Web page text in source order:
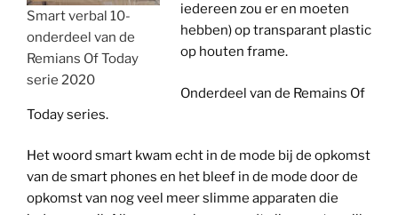
Smart verbal 10-
onderdeel van de
Remians Of Today
serie 2020
iedereen zou er en moeten
hebben) op transparant plastic
op houten frame.
Onderdeel van de Remains Of
Today series.
Het woord smart kwam echt in de mode bij de opkomst
van de smart phones en het bleef in de mode door de
opkomst van nog veel meer slimme apparaten die